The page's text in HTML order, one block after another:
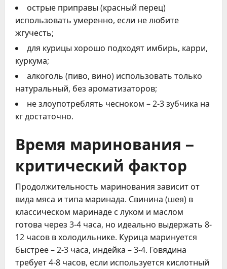
острые приправы (красный перец)
использовать умеренно, если не любите
жгучесть;
для курицы хорошо подходят имбирь, карри,
куркума;
алкоголь (пиво, вино) использовать только
натуральный, без ароматизаторов;
не злоупотреблять чесноком – 2-3 зубчика на
кг достаточно.
Время маринования –
критический фактор
Продолжительность маринования зависит от
вида мяса и типа маринада. Свинина (шея) в
классическом маринаде с луком и маслом
готова через 3-4 часа, но идеально выдержать 8-
12 часов в холодильнике. Курица маринуется
быстрее – 2-3 часа, индейка – 3-4. Говядина
требует 4-8 часов, если используется кислотный